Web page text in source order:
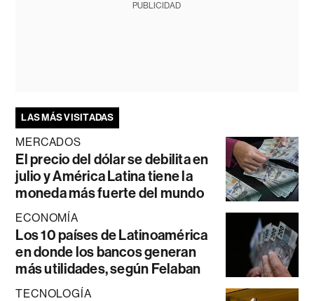
PUBLICIDAD
LAS MÁS VISITADAS
MERCADOS
El precio del dólar se debilita en
julio y América Latina tiene la
moneda más fuerte del mundo
ECONOMÍA
Los 10 países de Latinoamérica
en donde los bancos generan
más utilidades, según Felaban
TECNOLOGÍA